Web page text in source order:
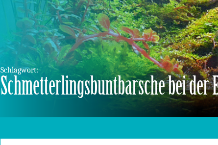
Schlagwort:
Schmetterlingsbuntbarsche bei der